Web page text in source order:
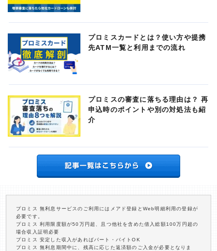
プロミスカードとは？使い方や提携
先ATM一覧と利用までの流れ
プロミスの審査に落ちる理由は？ 再
申込時のポイントや別の対処法も紹
介
プロミス 無利息サービスのご利用にはメアド登録とWeb明細利用の登録が
必要です。
プロミス 利用限度額が50万円超、且つ他社を含めた借入総額100万円超の
場合収入証明必要
プロミス 安定した収入があればパート・バイトOK
プロミス 無利息期間中に、残高に応じた返済額のご入金が必要となりま